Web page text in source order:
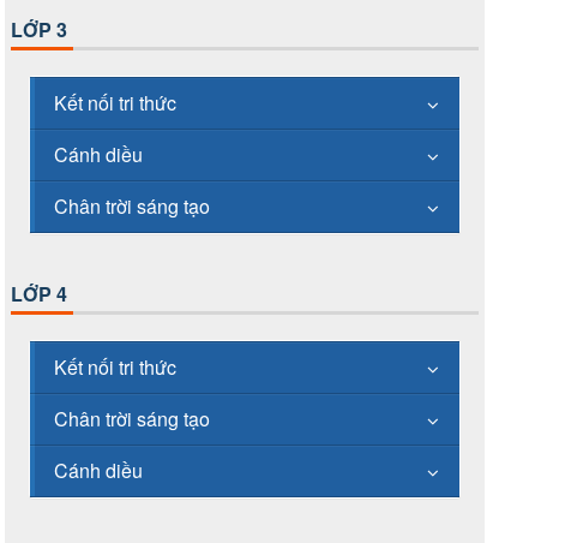
LỚP 3
Kết nối tri thức
Cánh diều
Chân trời sáng tạo
LỚP 4
Kết nối tri thức
Chân trời sáng tạo
Cánh diều